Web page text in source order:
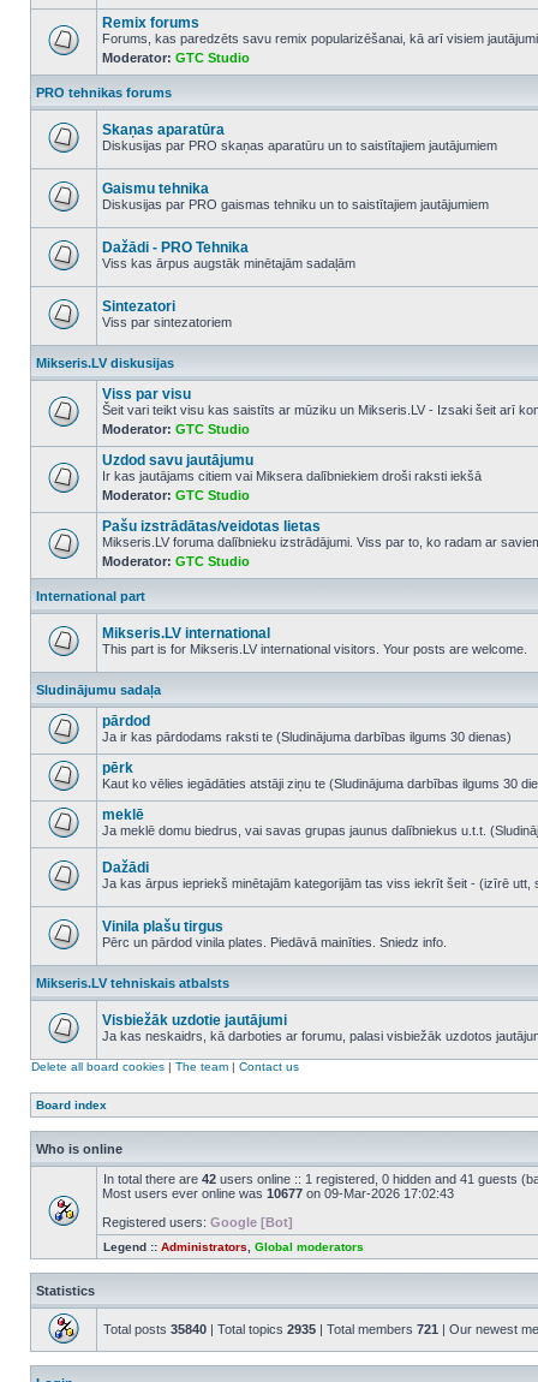
unread
posts
No
unread
posts
Remix forums
Forums, kas paredzēts savu remix popularizēšanai, kā arī visiem
Moderator: GTC Studio
PRO tehnikas forums
unread
posts
Skaņas aparatūra
Diskusijas par PRO skaņas aparatūru un to saistītajiem jautājumiem
unread
posts
Gaismu tehnika
Diskusijas par PRO gaismas tehniku un to saistītajiem jautājumiem
unread
posts
Dažādi - PRO Tehnika
Viss kas ārpus augstāk minētajām sadaļām
unread
posts
Sintezatori
Viss par sintezatoriem
Mikseris.LV diskusijas
No
unread
posts
Viss par visu
Šeit vari teikt visu kas saistīts ar mūziku un Mikseris.LV - Izsaki šeit arī
Moderator: GTC Studio
No
unread
posts
Uzdod savu jautājumu
Ir kas jautājams citiem vai Miksera dalībniekiem droši raksti iekšā
Moderator: GTC Studio
No
unread
posts
Pašu izstrādātas/veidotas lietas
Mikseris.LV foruma dalībnieku izstrādājumi. Viss par to, ko radam ar
Moderator: GTC Studio
International part
unread
posts
Mikseris.LV international
This part is for Mikseris.LV international visitors. Your posts are welcome.
Sludinājumu sadaļa
unread
posts
pārdod
Ja ir kas pārdodams raksti te (Sludinājuma darbības ilgums 30 dienas)
unread
posts
pērk
Kaut ko vēlies iegādāties atstāji ziņu te (Sludinājuma darbības ilgums 30
unread
posts
meklē
Ja meklē domu biedrus, vai savas grupas jaunus dalībniekus u.t.t.
unread
posts
Dažādi
Ja kas ārpus iepriekš minētajām kategorijām tas viss iekrīt šeit - (izīrē utt,
unread
posts
Vinila plašu tirgus
Pērc un pārdod vinila plates. Piedāvā mainīties. Sniedz info.
Mikseris.LV tehniskais atbalsts
unread
Visbiežāk uzdotie jautājumi
Ja kas neskaidrs, kā darboties ar forumu, palasi visbiežāk uzdotos
Delete all board cookies | The team | Contact us
Board index
Who is online
In total there are 42 users online :: 1 registered, 0 hidden and 41 guests
Most users ever online was 10677 on 09-Mar-2026 17:02:43
Registered users: Google [Bot]
Legend :: Administrators Global moderators
Statistics
Total posts 35840 | Total topics 2935 | Total members 721 | Our newest